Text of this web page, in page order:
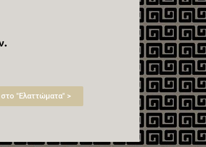
"Ελαττώματα" >